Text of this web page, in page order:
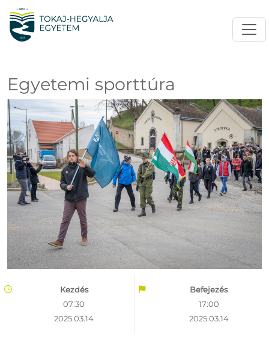
Egyetemi sporttúra
Kezdés
07:30
2025.03.14
Befejezés
17:00
2025.03.14